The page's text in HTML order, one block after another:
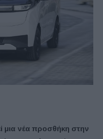
μια νέα προσθήκη στην